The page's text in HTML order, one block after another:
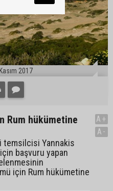
2017
Rum hükümetine
temsilcisi Yannakis
başvuru yapan
için Rum hükümetine
A+
A-